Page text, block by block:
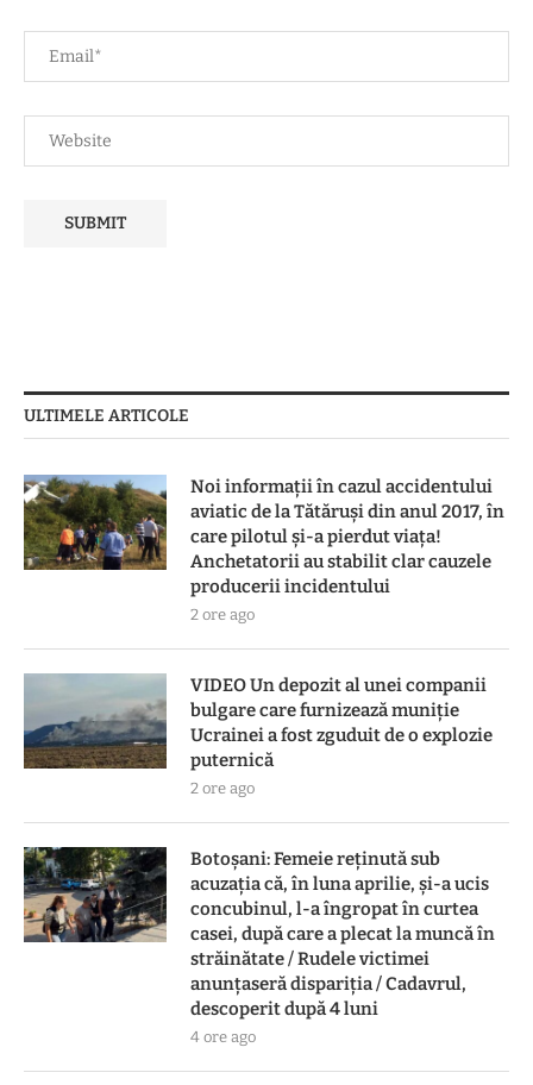
ULTIMELE ARTICOLE
Noi informații în cazul accidentului
aviatic de la Tătăruși din anul 2017, în
care pilotul și-a pierdut viața!
Anchetatorii au stabilit clar cauzele
producerii incidentului
2 ore ago
VIDEO Un depozit al unei companii
bulgare care furnizează muniție
Ucrainei a fost zguduit de o explozie
puternică
2 ore ago
Botoşani: Femeie reţinută sub
acuzaţia că, în luna aprilie, şi-a ucis
concubinul, l-a îngropat în curtea
casei, după care a plecat la muncă în
străinătate / Rudele victimei
anunţaseră dispariţia / Cadavrul,
descoperit după 4 luni
4 ore ago